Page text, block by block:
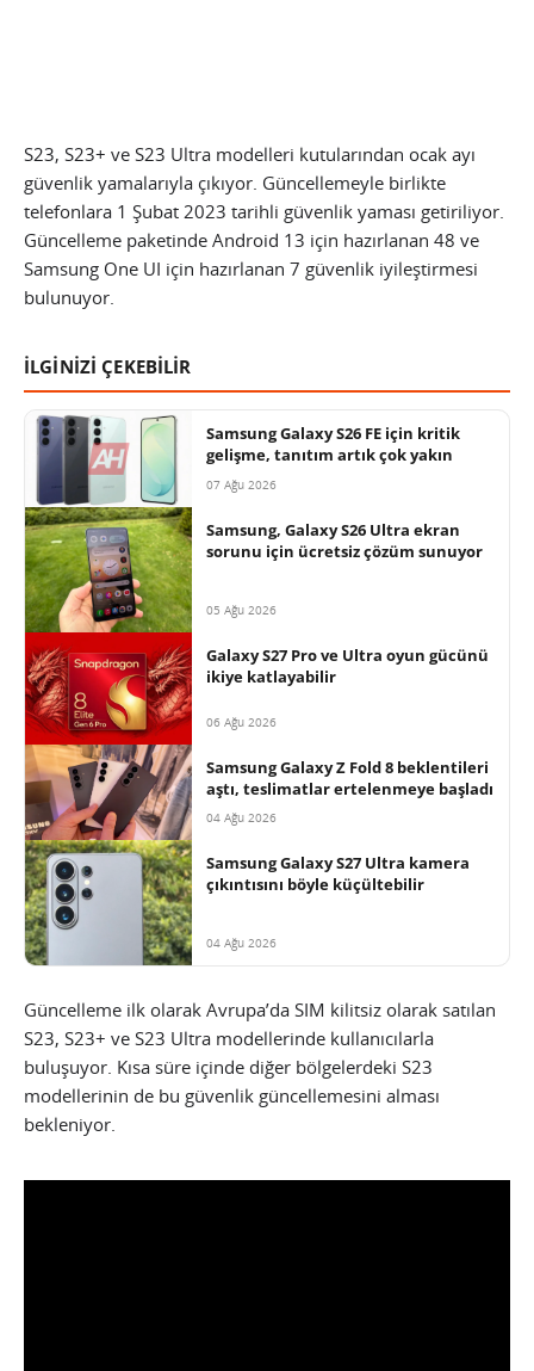
S23, S23+ ve S23 Ultra modelleri kutularından ocak ayı
güvenlik yamalarıyla çıkıyor. Güncellemeyle birlikte
telefonlara 1 Şubat 2023 tarihli güvenlik yaması getiriliyor.
Güncelleme paketinde Android 13 için hazırlanan 48 ve
Samsung One UI için hazırlanan 7 güvenlik iyileştirmesi
bulunuyor.
İLGİNİZİ ÇEKEBİLİR
Samsung Galaxy S26 FE için kritik
gelişme, tanıtım artık çok yakın
07 Ağu 2026
Samsung, Galaxy S26 Ultra ekran
sorunu için ücretsiz çözüm sunuyor
05 Ağu 2026
Galaxy S27 Pro ve Ultra oyun gücünü
ikiye katlayabilir
06 Ağu 2026
Samsung Galaxy Z Fold 8 beklentileri
aştı, teslimatlar ertelenmeye başladı
04 Ağu 2026
Samsung Galaxy S27 Ultra kamera
çıkıntısını böyle küçültebilir
04 Ağu 2026
Güncelleme ilk olarak Avrupa’da SIM kilitsiz olarak satılan
S23, S23+ ve S23 Ultra modellerinde kullanıcılarla
buluşuyor. Kısa süre içinde diğer bölgelerdeki S23
modellerinin de bu güvenlik güncellemesini alması
bekleniyor.